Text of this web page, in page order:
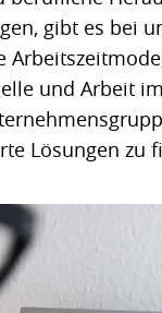
gibt es bei
und Arbeit
Lösungen zu